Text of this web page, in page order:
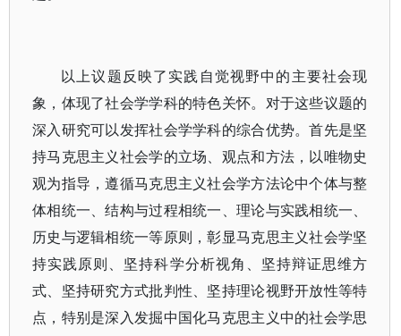
以上议题反映了实践自觉视野中的主要社会现
象，体现了社会学学科的特色关怀。对于这些议题的
深入研究可以发挥社会学学科的综合优势。首先是坚
持马克思主义社会学的立场、观点和方法，以唯物史
观为指导，遵循马克思主义社会学方法论中个体与整
体相统一、结构与过程相统一、理论与实践相统一、
历史与逻辑相统一等原则，彰显马克思主义社会学坚
持实践原则、坚持科学分析视角、坚持辩证思维方
式、坚持研究方式批判性、坚持理论视野开放性等特
点，特别是深入发掘中国化马克思主义中的社会学思